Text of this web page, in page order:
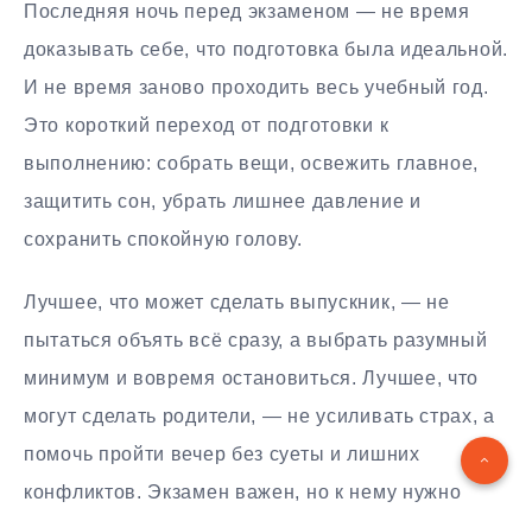
Последняя ночь перед экзаменом — не время
доказывать себе, что подготовка была идеальной.
И не время заново проходить весь учебный год.
Это короткий переход от подготовки к
выполнению: собрать вещи, освежить главное,
защитить сон, убрать лишнее давление и
сохранить спокойную голову.
Лучшее, что может сделать выпускник, — не
пытаться объять всё сразу, а выбрать разумный
минимум и вовремя остановиться. Лучшее, что
могут сделать родители, — не усиливать страх, а
помочь пройти вечер без суеты и лишних
конфликтов. Экзамен важен, но к нему нужно